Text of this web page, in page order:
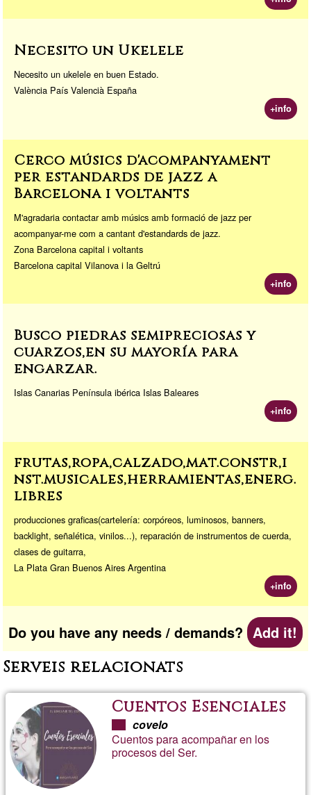
Necesito un Ukelele
Necesito un ukelele en buen Estado.
València País Valencià España
+info
Cerco músics d'acompanyament
per estandards de jazz a
Barcelona i voltants
M'agradaria contactar amb músics amb formació de jazz per
acompanyar-me com a cantant d'estandards de jazz.
Zona Barcelona capital i voltants
Barcelona capital Vilanova i la Geltrú
+info
Busco piedras semipreciosas y
cuarzos,en su mayoría para
engarzar.
Islas Canarias Península ibérica Islas Baleares
+info
frutas,ropa,calzado,mat.constr,i
nst.musicales,herramientas,energ.
libres
producciones graficas(cartelería: corpóreos, luminosos, banners,
backlight, señalética, vinilos...), reparación de instrumentos de cuerda,
clases de guitarra,
La Plata Gran Buenos Aires Argentina
+info
Do you have any needs / demands? Add it!
Serveis relacionats
Cuentos Esenciales
covelo
Cuentos para acompañar en los
procesos del Ser.